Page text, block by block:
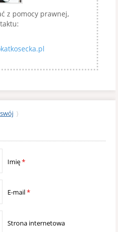
z pomocy prawnej,
}
Imię*
E-mail*
Strona internetowa